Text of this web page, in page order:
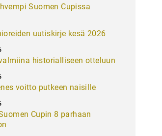
Suomen Cupissa
uutiskirje kesä 2026
historialliseen otteluun
voitto putkeen naisille
Cupin 8 parhaan